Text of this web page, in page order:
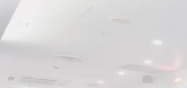
新着情報